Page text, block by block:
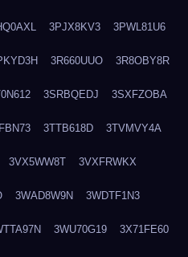
3PJX8KV3 3PWL81U6
3R660UUO 3R8OBY8R
3SRBQEDJ 3SXFZOBA
3TTB618D 3TVMVY4A
3VX5WW8T 3VXFRWKX
3WAD8W9N 3WDTF1N3
3WU70G19 3X71FE60